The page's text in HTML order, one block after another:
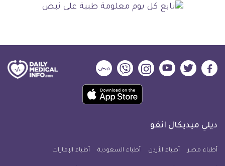
ديلي
فيسبوك
ديلي
تويتر
ديلي
ميديكال
يوتيوب
ديلي
ميديكال
انفو
ديلي
ميديكال
انفو
ديلي
ميديكال
انفو
حمل
تطبيق
معلومة
ديلي ميديكال انفو
أطباء مصر أطباء الأردن أطباء السعودية أطباء الإمارات